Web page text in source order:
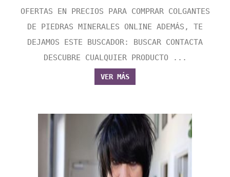
OFERTAS EN PRECIOS PARA COMPRAR COLGANTES
DE PIEDRAS MINERALES ONLINE ADEMÁS, TE
DEJAMOS ESTE BUSCADOR: BUSCAR CONTACTA
DESCUBRE CUALQUIER PRODUCTO ...
VER MÁS